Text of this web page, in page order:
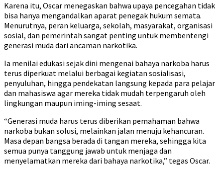
Karena itu, Oscar menegaskan bahwa upaya pencegahan tidak
bisa hanya mengandalkan aparat penegak hukum semata.
Menurutnya, peran keluarga, sekolah, masyarakat, organisasi
sosial, dan pemerintah sangat penting untuk membentengi
generasi muda dari ancaman narkotika.
Ia menilai edukasi sejak dini mengenai bahaya narkoba harus
terus diperkuat melalui berbagai kegiatan sosialisasi,
penyuluhan, hingga pendekatan langsung kepada para pelajar
dan mahasiswa agar mereka tidak mudah terpengaruh oleh
lingkungan maupun iming-iming sesaat.
“Generasi muda harus terus diberikan pemahaman bahwa
narkoba bukan solusi, melainkan jalan menuju kehancuran.
Masa depan bangsa berada di tangan mereka, sehingga kita
semua punya tanggung jawab untuk menjaga dan
menyelamatkan mereka dari bahaya narkotika,” tegas Oscar.